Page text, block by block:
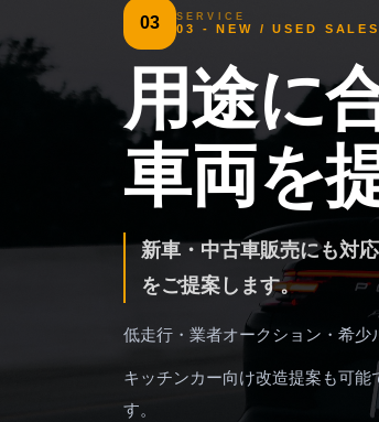
03 SERVICE
03 - NEW / USED SALES
用途に
車両を
新車・中古車販売にも対
をご提案します。
低走行・業者オークション・希少
キッチンカー向け改造提案も可
す。